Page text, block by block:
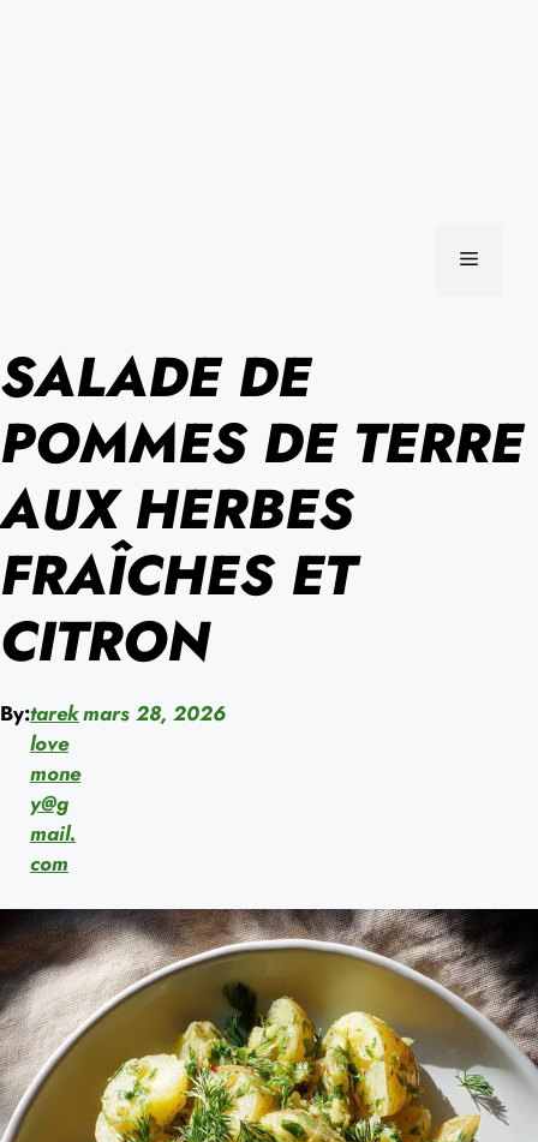
MENU
SALADE DE
POMMES DE TERRE
AUX HERBES
FRAÎCHES ET
CITRON
By:tarek
love
mone
y@g
mail.
com
mars 28, 2026